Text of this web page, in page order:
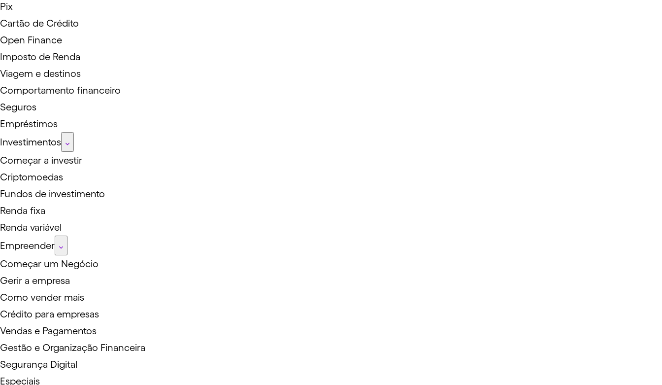
Pix
Cartão de Crédito
Open Finance
Imposto de Renda
Viagem e destinos
Comportamento financeiro
Seguros
Empréstimos
Investimentos
Começar a investir
Criptomoedas
Fundos de investimento
Renda fixa
Renda variável
Empreender
Começar um Negócio
Gerir a empresa
Como vender mais
Crédito para empresas
Vendas e Pagamentos
Gestão e Organização Financeira
Segurança Digital
Especiais